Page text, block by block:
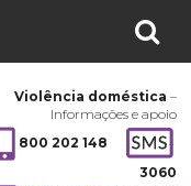
Violência doméstica –
Informações e apoio
800 202 148
3060